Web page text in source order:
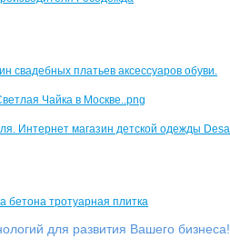
для развития Вашего бизнеса!